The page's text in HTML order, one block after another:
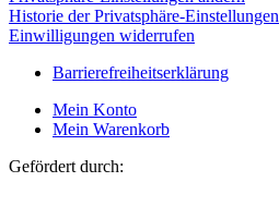
Historie der Privatsphäre-Einstellungen
Einwilligungen widerrufen
Barrierefreiheitserklärung
Mein Konto
Mein Warenkorb
Gefördert durch: